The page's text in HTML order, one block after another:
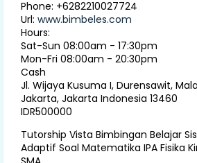
Phone: +6282210027724
Url: www.bimbeles.com
Hours:
Sat-Sun 08:00am - 17:30pm
Mon-Fri 08:00am - 20:30pm
Cash
Jl. Wijaya Kusuma I, Durensawit,
Jakarta, Jakarta Indonesia 13460
IDR500000
Tutorship Vista Bimbingan Belajar
Adaptif Soal Matematika IPA Fisika